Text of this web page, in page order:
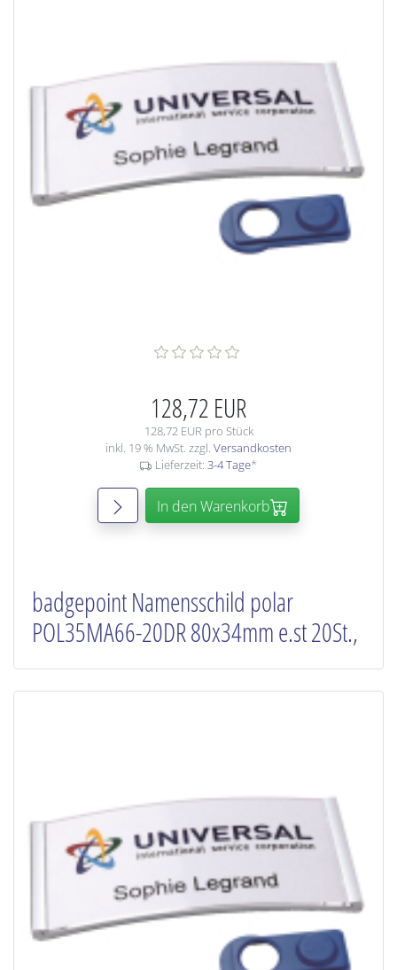
128,72 EUR
128,72 EUR pro Stück
inkl. 19 % MwSt. zzgl. Versandkosten
Lieferzeit: 3-4 Tage*
In den Warenkorb
badgepoint Namensschild polar
POL35MA66-20DR 80x34mm e.st 20St.,